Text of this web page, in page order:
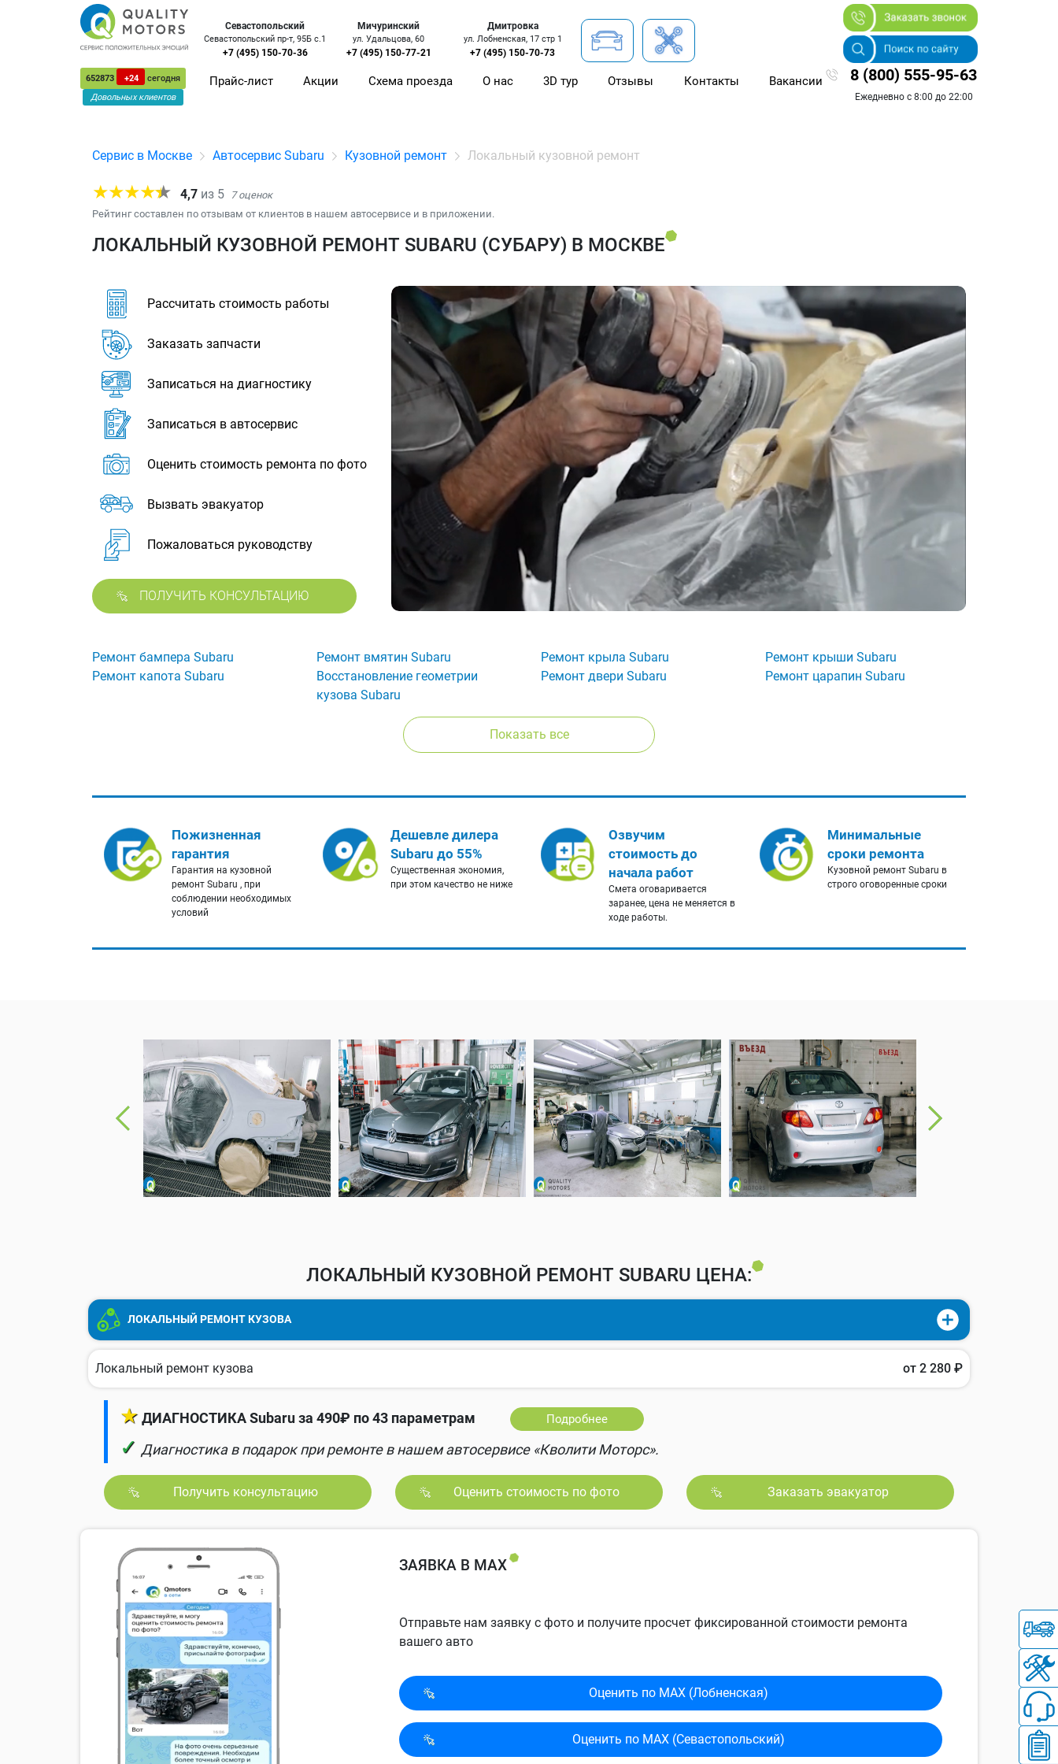
652873 +24
сегодня
Довольных клиентов
Севастопольский
Севастопольский пр-т, 95Б с.1
+7 (495) 150-70-36
Мичуринский
ул. Удальцова, 60
+7 (495) 150-77-21
Дмитровка
ул. Лобненская, 17 стр 1
+7 (495) 150-70-73
Прайс-лист Акции Схема проезда О нас 3D тур Отзывы Контакты Вакансии 8 (800) 555-95-63
Ежедневно с 8:00 до 22:00
Сервис в Москве Автосервис Subaru Кузовной ремонт Локальный кузовной ремонт
4,7 из 5 7оценок
Рейтинг составлен по отзывам от клиентов в нашем автосервисе и в приложении.
ЛОКАЛЬНЫЙ КУЗОВНОЙ РЕМОНТ SUBARU (СУБАРУ) В МОСКВЕ
Рассчитать стоимость работы
Заказать запчасти
Записаться на диагностику
Записаться в автосервис
Оценить стоимость ремонта по фото
Вызвать эвакуатор
Пожаловаться руководству
ПОЛУЧИТЬ КОНСУЛЬТАЦИЮ
Ремонт бампера Subaru Ремонт вмятин Subaru Ремонт крыла Subaru
Ремонт крыши Subaru
Ремонт капота Subaru
Восстановление геометрии
кузова Subaru
Ремонт двери Subaru Ремонт царапин Subaru
Показать все
Пожизненная
гарантия
Гарантия на кузовной
ремонт Subaru , при
соблюдении необходимых
условий
Дешевле дилера
Subaru до 55%
Существенная экономия,
при этом качество не ниже
Озвучим
стоимость до
начала работ
Смета оговаривается
заранее, цена не меняется в
ходе работы.
Минимальные
сроки ремонта
Кузовной ремонт Subaru в
строго оговоренные сроки
ЛОКАЛЬНЫЙ КУЗОВНОЙ РЕМОНТ SUBARU ЦЕНА:
ЛОКАЛЬНЫЙ РЕМОНТ КУЗОВА
Локальный ремонт кузова от 2 280 ₽
★ ДИАГНОСТИКА Subaru за 490₽ по 43 параметрам Подробнее
✓ Диагностика в подарок при ремонте в нашем автосервисе «Кволити Моторс».
Получить консультацию Оценить стоимость по фото Заказать эвакуатор
ЗАЯВКА В MAX
Отправьте нам заявку с фото и получите просчет фиксированной стоимости ремонта
вашего авто
Оценить по MAX (Лобненская)
Оценить по MAX (Севасто­польский)